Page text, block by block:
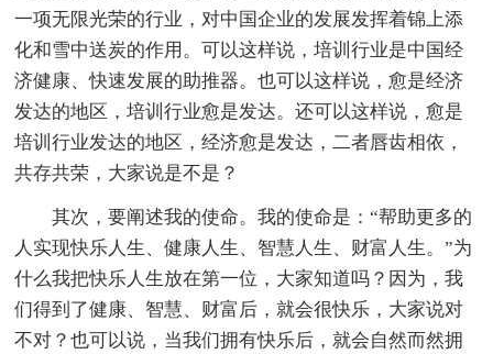
一项无限光荣的行业，对中国企业的发展发挥着锦上添
化和雪中送炭的作用。可以这样说，培训行业是中国经
济健康、快速发展的助推器。也可以这样说，愈是经济
发达的地区，培训行业愈是发达。还可以这样说，愈是
培训行业发达的地区，经济愈是发达，二者唇齿相依，
共存共荣，大家说是不是？
其次，要阐述我的使命。我的使命是：“帮助更多的
人实现快乐人生、健康人生、智慧人生、财富人生。”为
什么我把快乐人生放在第一位，大家知道吗？因为，我
们得到了健康、智慧、财富后，就会很快乐，大家说对
不对？也可以说，当我们拥有快乐后，就会自然而然拥